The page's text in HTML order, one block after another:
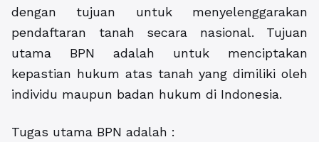
dengan tujuan untuk menyelenggarakan
pendaftaran tanah secara nasional. Tujuan
utama BPN adalah untuk menciptakan
kepastian hukum atas tanah yang dimiliki oleh
individu maupun badan hukum di Indonesia.
Tugas utama BPN adalah :